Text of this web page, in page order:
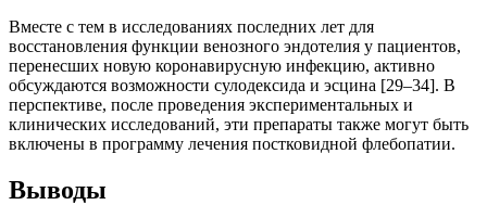
Вместе с тем в исследованиях последних лет для
восстановления функции венозного эндотелия у пациентов,
перенесших новую коронавирусную инфекцию, активно
обсуждаются возможности сулодексида и эсцина [29–34]. В
перспективе, после проведения экспериментальных и
клинических исследований, эти препараты также могут быть
включены в программу лечения постковидной флебопатии.
Выводы